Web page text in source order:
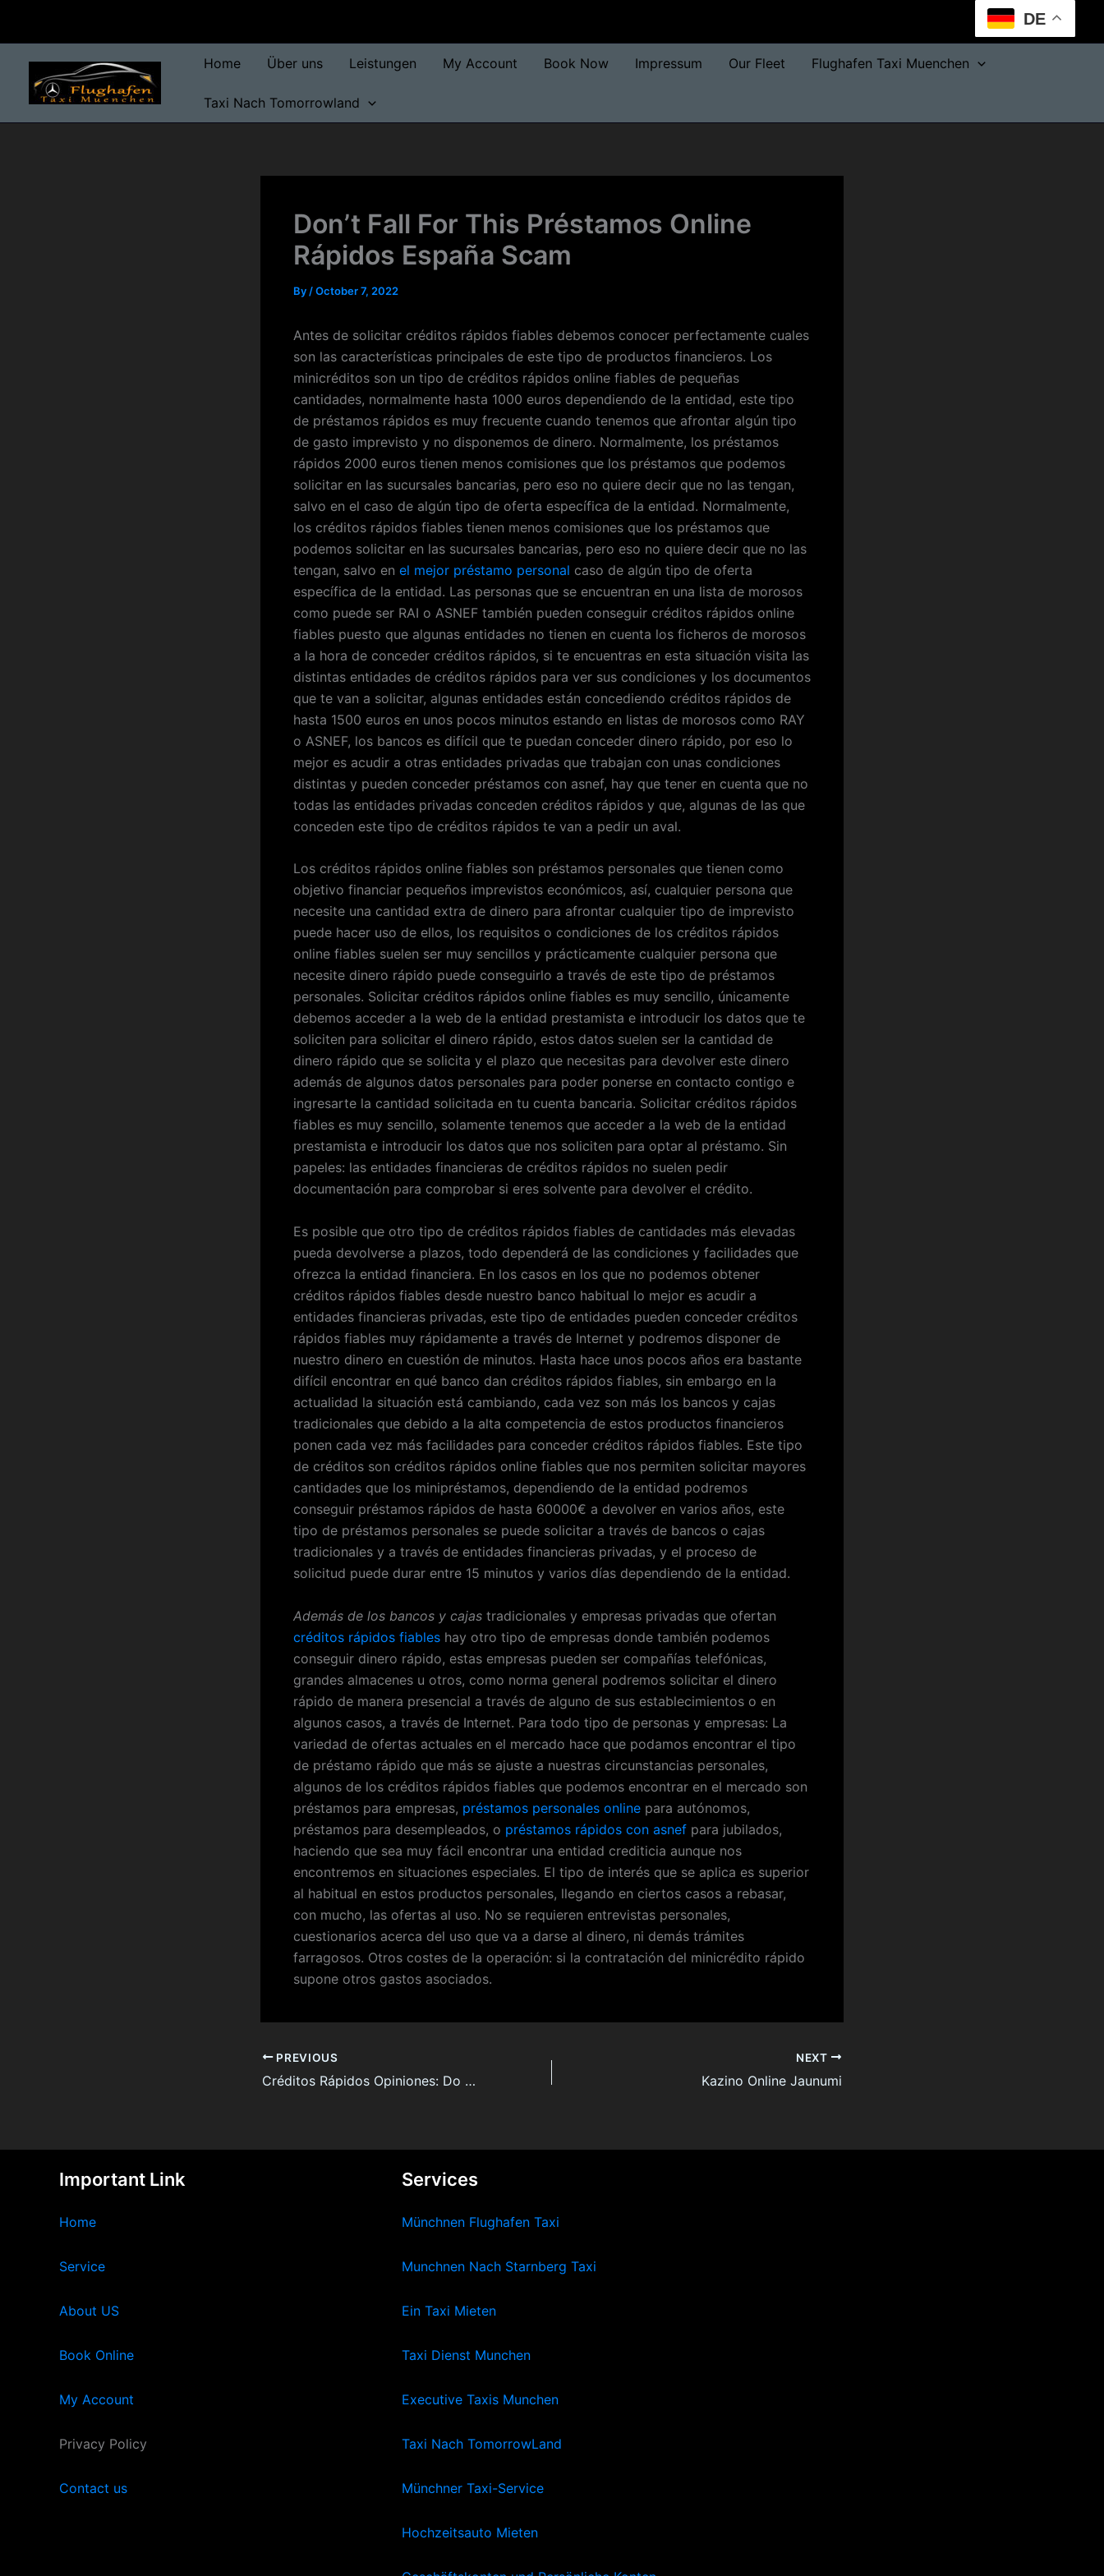
DE
Home Über uns Leistungen My Account Book Now Impressum Our Fleet Flughafen Taxi Muenchen
Taxi Nach Tomorrowland
Don’t Fall For This Préstamos Online
Rápidos España Scam
By /October 7, 2022
Antes de solicitar créditos rápidos fiables debemos conocer perfectamente cuales
son las características principales de este tipo de productos financieros. Los
minicréditos son un tipo de créditos rápidos online fiables de pequeñas
cantidades, normalmente hasta 1000 euros dependiendo de la entidad, este tipo
de préstamos rápidos es muy frecuente cuando tenemos que afrontar algún tipo
de gasto imprevisto y no disponemos de dinero. Normalmente, los préstamos
rápidos 2000 euros tienen menos comisiones que los préstamos que podemos
solicitar en las sucursales bancarias, pero eso no quiere decir que no las tengan,
salvo en el caso de algún tipo de oferta específica de la entidad. Normalmente,
los créditos rápidos fiables tienen menos comisiones que los préstamos que
podemos solicitar en las sucursales bancarias, pero eso no quiere decir que no las
tengan, salvo en el mejor préstamo personal caso de algún tipo de oferta
específica de la entidad. Las personas que se encuentran en una lista de morosos
como puede ser RAI o ASNEF también pueden conseguir créditos rápidos online
fiables puesto que algunas entidades no tienen en cuenta los ficheros de morosos
a la hora de conceder créditos rápidos, si te encuentras en esta situación visita las
distintas entidades de créditos rápidos para ver sus condiciones y los documentos
que te van a solicitar, algunas entidades están concediendo créditos rápidos de
hasta 1500 euros en unos pocos minutos estando en listas de morosos como RAY
o ASNEF, los bancos es difícil que te puedan conceder dinero rápido, por eso lo
mejor es acudir a otras entidades privadas que trabajan con unas condiciones
distintas y pueden conceder préstamos con asnef, hay que tener en cuenta que no
todas las entidades privadas conceden créditos rápidos y que, algunas de las que
conceden este tipo de créditos rápidos te van a pedir un aval.
Los créditos rápidos online fiables son préstamos personales que tienen como
objetivo financiar pequeños imprevistos económicos, así, cualquier persona que
necesite una cantidad extra de dinero para afrontar cualquier tipo de imprevisto
puede hacer uso de ellos, los requisitos o condiciones de los créditos rápidos
online fiables suelen ser muy sencillos y prácticamente cualquier persona que
necesite dinero rápido puede conseguirlo a través de este tipo de préstamos
personales. Solicitar créditos rápidos online fiables es muy sencillo, únicamente
debemos acceder a la web de la entidad prestamista e introducir los datos que te
soliciten para solicitar el dinero rápido, estos datos suelen ser la cantidad de
dinero rápido que se solicita y el plazo que necesitas para devolver este dinero
además de algunos datos personales para poder ponerse en contacto contigo e
ingresarte la cantidad solicitada en tu cuenta bancaria. Solicitar créditos rápidos
fiables es muy sencillo, solamente tenemos que acceder a la web de la entidad
prestamista e introducir los datos que nos soliciten para optar al préstamo. Sin
papeles: las entidades financieras de créditos rápidos no suelen pedir
documentación para comprobar si eres solvente para devolver el crédito.
Es posible que otro tipo de créditos rápidos fiables de cantidades más elevadas
pueda devolverse a plazos, todo dependerá de las condiciones y facilidades que
ofrezca la entidad financiera. En los casos en los que no podemos obtener
créditos rápidos fiables desde nuestro banco habitual lo mejor es acudir a
entidades financieras privadas, este tipo de entidades pueden conceder créditos
rápidos fiables muy rápidamente a través de Internet y podremos disponer de
nuestro dinero en cuestión de minutos. Hasta hace unos pocos años era bastante
difícil encontrar en qué banco dan créditos rápidos fiables, sin embargo en la
actualidad la situación está cambiando, cada vez son más los bancos y cajas
tradicionales que debido a la alta competencia de estos productos financieros
ponen cada vez más facilidades para conceder créditos rápidos fiables. Este tipo
de créditos son créditos rápidos online fiables que nos permiten solicitar mayores
cantidades que los minipréstamos, dependiendo de la entidad podremos
conseguir préstamos rápidos de hasta 60000€ a devolver en varios años, este
tipo de préstamos personales se puede solicitar a través de bancos o cajas
tradicionales y a través de entidades financieras privadas, y el proceso de
solicitud puede durar entre 15 minutos y varios días dependiendo de la entidad.
Además de los bancos y cajas tradicionales y empresas privadas que ofertan
créditos rápidos fiables hay otro tipo de empresas donde también podemos
conseguir dinero rápido, estas empresas pueden ser compañías telefónicas,
grandes almacenes u otros, como norma general podremos solicitar el dinero
rápido de manera presencial a través de alguno de sus establecimientos o en
algunos casos, a través de Internet. Para todo tipo de personas y empresas: La
variedad de ofertas actuales en el mercado hace que podamos encontrar el tipo
de préstamo rápido que más se ajuste a nuestras circunstancias personales,
algunos de los créditos rápidos fiables que podemos encontrar en el mercado son
préstamos para empresas, préstamos personales online para autónomos,
préstamos para desempleados, o préstamos rápidos con asnef para jubilados,
haciendo que sea muy fácil encontrar una entidad crediticia aunque nos
encontremos en situaciones especiales. El tipo de interés que se aplica es superior
al habitual en estos productos personales, llegando en ciertos casos a rebasar,
con mucho, las ofertas al uso. No se requieren entrevistas personales,
cuestionarios acerca del uso que va a darse al dinero, ni demás trámites
farragosos. Otros costes de la operación: si la contratación del minicrédito rápido
supone otros gastos asociados.
PREVIOUS
Créditos Rápidos Opiniones: Do You Really Need It? This Will Help You Decide!
NEXT
Kazino Online Jaunumi
Important Link
Home
Service
About US
Book Online
My Account
Privacy Policy
Contact us
Services
Münchnen Flughafen Taxi
Munchnen Nach Starnberg Taxi
Ein Taxi Mieten
Taxi Dienst Munchen
Executive Taxis Munchen
Taxi Nach TomorrowLand
Münchner Taxi-Service
Hochzeitsauto Mieten